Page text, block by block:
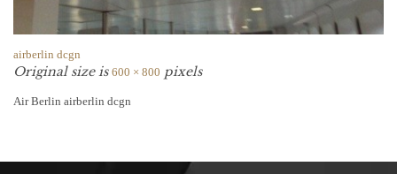
airberlin dcgn
Original size is 600 × 800 pixels
Air Berlin airberlin dcgn